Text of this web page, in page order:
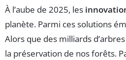
À l’aube de 2025, les
planète. Parmi ces solutions
Alors que des milliards
la préservation de nos forêts.